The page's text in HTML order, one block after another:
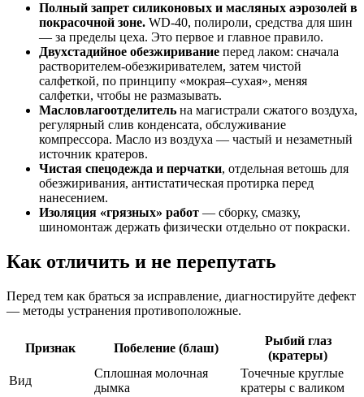
Полный запрет силиконовых и масляных аэрозолей в
покрасочной зоне. WD-40, полироли, средства для шин
— за пределы цеха. Это первое и главное правило.
Двухстадийное обезжиривание перед лаком: сначала
растворителем-обезжиривателем, затем чистой
салфеткой, по принципу «мокрая–сухая», меняя
салфетки, чтобы не размазывать.
Масловлагоотделитель на магистрали сжатого воздуха,
регулярный слив конденсата, обслуживание
компрессора. Масло из воздуха — частый и незаметный
источник кратеров.
Чистая спецодежда и перчатки, отдельная ветошь для
обезжиривания, антистатическая протирка перед
нанесением.
Изоляция «грязных» работ — сборку, смазку,
шиномонтаж держать физически отдельно от покраски.
Как отличить и не перепутать
Перед тем как браться за исправление, диагностируйте дефект
— методы устранения противоположные.
Признак Побеление (блаш)
Рыбий глаз
(кратеры)
Вид
Сплошная молочная
дымка
Точечные круглые
кратеры с валиком